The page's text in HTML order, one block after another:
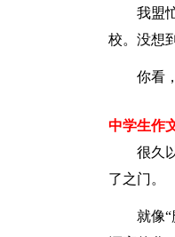
我盟
校。没想
你看
中学生作
很久
了之门。
就像